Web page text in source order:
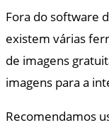
Fora do software
existem várias
de imagens
imagens para a
Recomendamos